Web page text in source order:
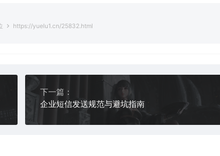
https://yuelu1.cn/25832.html
下一篇：
企业短信发送规范与避坑指南